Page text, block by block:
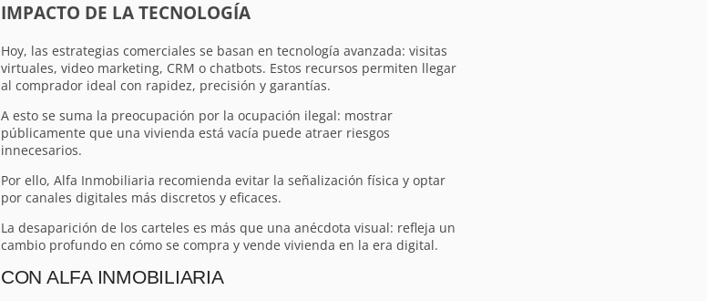
IMPACTO DE LA TECNOLOGÍA
Hoy, las estrategias comerciales se basan en tecnología avanzada: visitas
virtuales, video marketing, CRM o chatbots. Estos recursos permiten llegar
al comprador ideal con rapidez, precisión y garantías.
A esto se suma la preocupación por la ocupación ilegal: mostrar
públicamente que una vivienda está vacía puede atraer riesgos
innecesarios.
Por ello, Alfa Inmobiliaria recomienda evitar la señalización física y optar
por canales digitales más discretos y eficaces.
La desaparición de los carteles es más que una anécdota visual: refleja un
cambio profundo en cómo se compra y vende vivienda en la era digital.
CON ALFA INMOBILIARIA